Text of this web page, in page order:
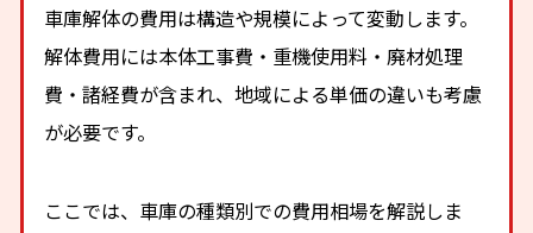
車庫解体の費用は構造や規模によって変動します。
解体費用には本体工事費・重機使用料・廃材処理
費・諸経費が含まれ、地域による単価の違いも考慮
が必要です。
ここでは、車庫の種類別での費用相場を解説しま